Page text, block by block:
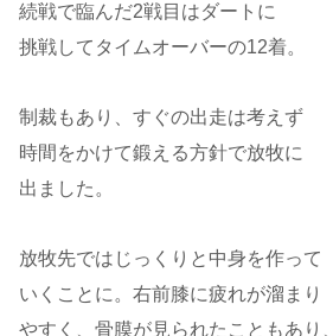
続戦で臨んだ2戦目はダートに
挑戦してタイムオーバーの12着。
制裁もあり、すぐの出走は考えず
時間をかけて鍛える方針で放牧に
出ました。
放牧先ではじっくりと中身を作って
いくことに。右前膝に疲れが溜まり
やすく、骨膜が見られたこともあり、